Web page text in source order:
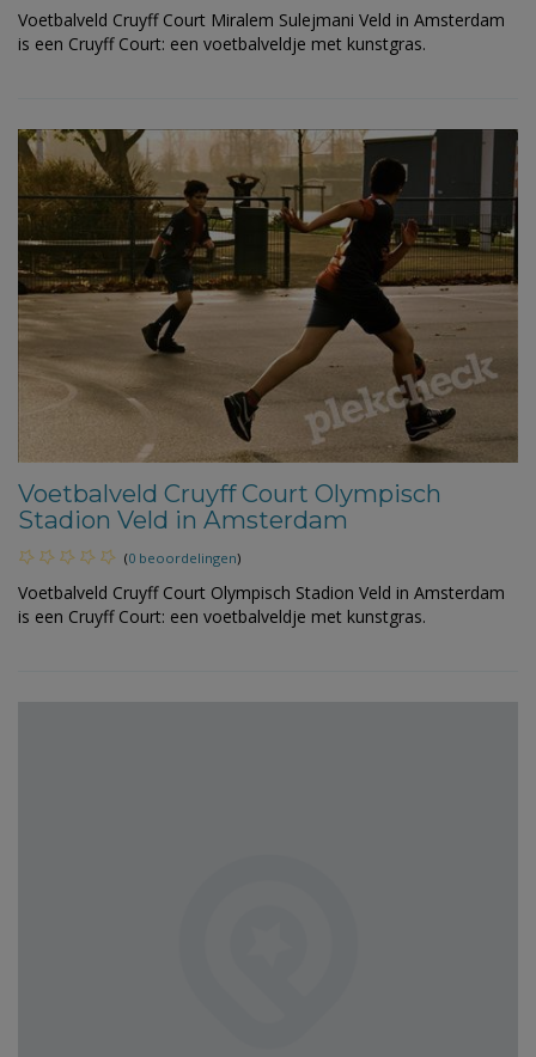
Voetbalveld Cruyff Court Miralem Sulejmani Veld in Amsterdam
is een Cruyff Court: een voetbalveldje met kunstgras.
Voetbalveld Cruyff Court Olympisch
Stadion Veld in Amsterdam
(0 beoordelingen)
Voetbalveld Cruyff Court Olympisch Stadion Veld in Amsterdam
is een Cruyff Court: een voetbalveldje met kunstgras.